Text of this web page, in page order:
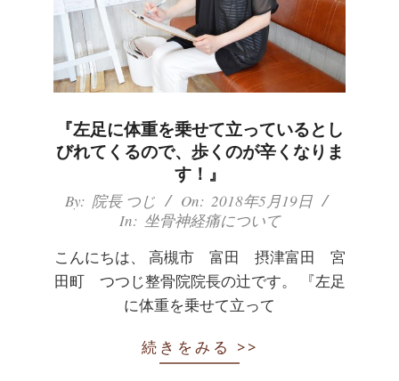
『左足に体重を乗せて立っているとし
びれてくるので、歩くのが辛くなりま
す！』
2018-
By: 院長 つじ On: 2018年5月19日
In: 坐骨神経痛について
こんにちは、 高槻市 富田 摂津富田 宮
田町 つつじ整骨院院長の辻です。 『左足
に体重を乗せて立って
続きをみる >>